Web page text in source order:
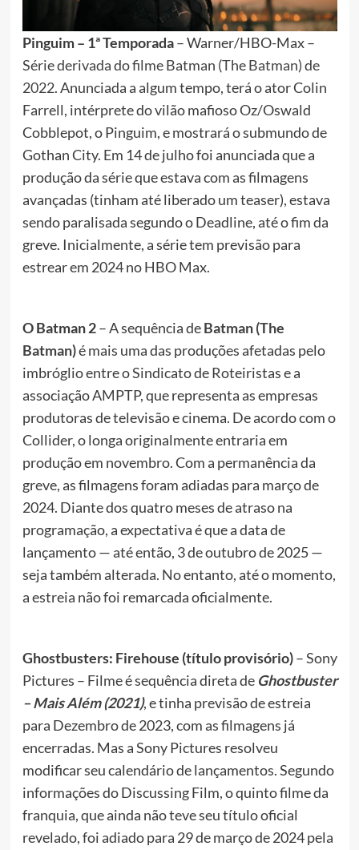
Pinguim – 1ª Temporada– Warner/HBO-Max –
Série derivada do filme Batman (The Batman) de
2022. Anunciada a algum tempo, terá o ator Colin
Farrell, intérprete do vilão mafioso Oz/Oswald
Cobblepot, o Pinguim, e mostrará o submundo de
Gothan City. Em 14 de julho foi anunciada que a
produção da série que estava com as filmagens
avançadas (tinham até liberado um teaser), estava
sendo paralisada segundo o Deadline, até o fim da
greve. Inicialmente, a série tem previsão para
estrear em 2024 no HBO Max.
O Batman 2– A sequência deBatman (The
Batman)é mais uma das produções afetadas pelo
imbróglio entre o Sindicato de Roteiristas e a
associação AMPTP, que representa as empresas
produtoras de televisão e cinema. De acordo com o
Collider, o longa originalmente entraria em
produção em novembro. Com a permanência da
greve, as filmagens foram adiadas para março de
2024. Diante dos quatro meses de atraso na
programação, a expectativa é que a data de
lançamento — até então, 3 de outubro de 2025 —
seja também alterada. No entanto, até o momento,
a estreia não foi remarcada oficialmente.
Ghostbusters: Firehouse (título provisório)– Sony
Pictures – Filme é sequência direta deGhostbuster
– Mais Além (2021), e tinha previsão de estreia
para Dezembro de 2023, com as filmagens já
encerradas. Mas a Sony Pictures resolveu
modificar seu calendário de lançamentos. Segundo
informações do Discussing Film, o quinto filme da
franquia, que ainda não teve seu título oficial
revelado, foi adiado para 29 de março de 2024 pela